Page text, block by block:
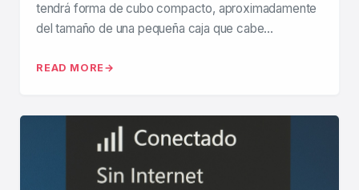
tendrá forma de cubo compacto, aproximadamente
del tamaño de una pequeña caja que cabe…
READ MORE